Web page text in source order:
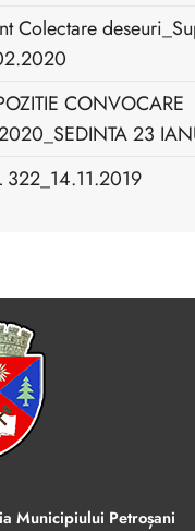
Colectare
CONVOCARE
23
322_14.11.2019
Municipiului Petroșani